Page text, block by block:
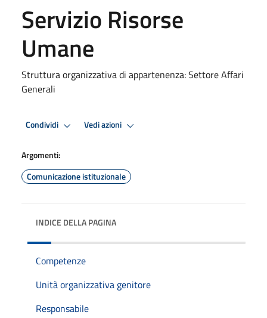
Servizio Risorse
Umane
Struttura organizzativa di appartenenza: Settore Affari
Generali
Condividi Vedi azioni
Argomenti:
Comunicazione istituzionale
INDICE DELLA PAGINA
Competenze
Unità organizzativa genitore
Responsabile